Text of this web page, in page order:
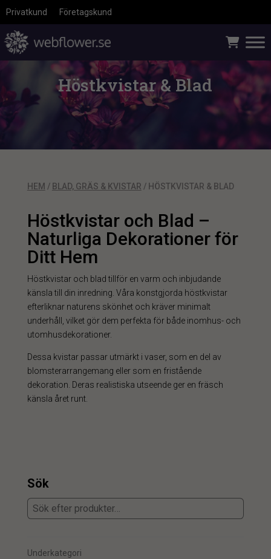
Privatkund Företagskund
Höstkvistar & Blad
HEM / BLAD, GRÄS & KVISTAR / HÖSTKVISTAR & BLAD
Höstkvistar och Blad –
Naturliga Dekorationer för
Ditt Hem
Höstkvistar och blad tillför en varm och inbjudande
känsla till din inredning. Våra konstgjorda höstkvistar
efterliknar naturens skönhet och kräver minimalt
underhåll, vilket gör dem perfekta för både inomhus- och
utomhusdekorationer.
Dessa kvistar passar utmärkt i vaser, som en del av
blomsterarrangemang eller som en fristående
dekoration. Deras realistiska utseende ger en fräsch
känsla året runt.
Sök
Underkategori